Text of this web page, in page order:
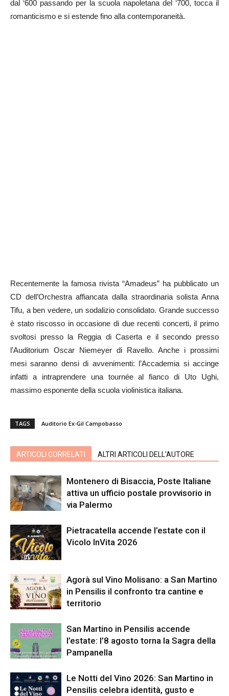
dal ‘600 passando per la scuola napoletana del ‘700, tocca il
romanticismo e si estende fino alla contemporaneità.
Recentemente la famosa rivista “Amadeus” ha pubblicato un
CD dell’Orchestra affiancata dalla straordinaria solista Anna
Tifu, a ben vedere, un sodalizio consolidato. Grande successo
è stato riscosso in occasione di due recenti concerti, il primo
svoltosi presso la Reggia di Caserta e il secondo presso
l’Auditorium Oscar Niemeyer di Ravello. Anche i prossimi
mesi saranno densi di avvenimenti: l’Accademia si accinge
infatti a intraprendere una tournée al fianco di Uto Ughi,
massimo esponente della scuola violinistica italiana.
TAGS Auditorio Ex-Gil Campobasso
ARTICOLI CORRELATI ALTRI ARTICOLI DELL'AUTORE
Montenero di Bisaccia, Poste Italiane
attiva un ufficio postale provvisorio in
via Palermo
Pietracatella accende l’estate con il
Vicolo InVita 2026
Agorà sul Vino Molisano: a San Martino
in Pensilis il confronto tra cantine e
territorio
San Martino in Pensilis accende
l’estate: l’8 agosto torna la Sagra della
Pampanella
Le Notti del Vino 2026: San Martino in
Pensilis celebra identità, gusto e